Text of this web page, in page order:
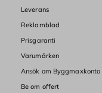
Leverans
Reklamblad
Prisgaranti
Varumärken
Ansök om Byggmaxkonto
Be om offert